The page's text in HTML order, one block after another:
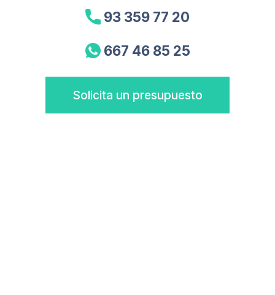
93 359 77 20
667 46 85 25
Solicita un presupuesto